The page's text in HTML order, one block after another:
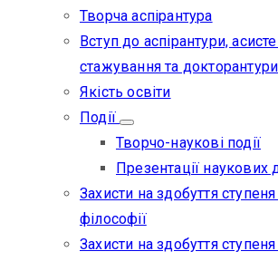
Творча аспірантура
Вступ до аспірантури,
стажування та докторантури
Якість освіти
Події
Творчо-наукові події
Презентації наукових
Захисти на здобуття
філософії
Захисти на здобуття